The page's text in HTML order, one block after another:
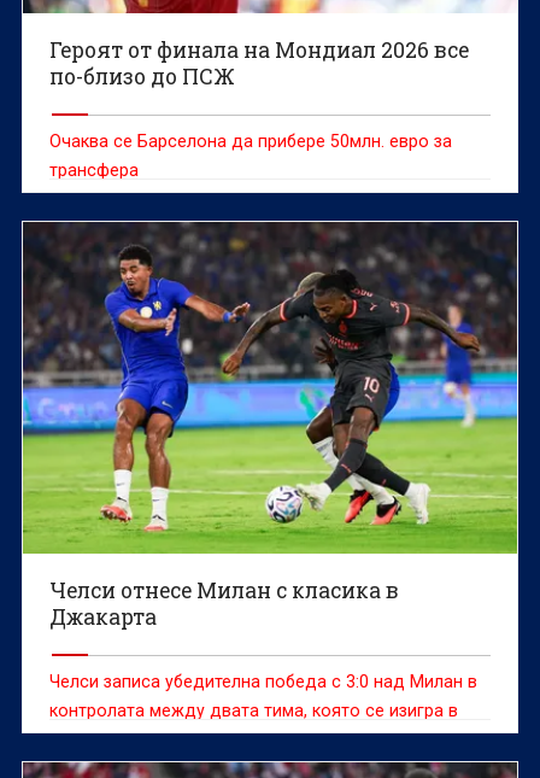
Героят от финала на Мондиал 2026 все
по-близо до ПСЖ
Очаква се Барселона да прибере 50млн. евро за
трансфера
Челси отнесе Милан с класика в
Джакарта
Челси записа убедителна победа с 3:0 над Милан в
контролата между двата тима, която се изигра в
Джакарта, Индонезия